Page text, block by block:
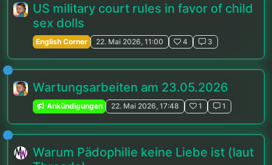
US military court rules in favor of child
sex dolls
English Corner 22. Mai 2026, 11:00 4 3
Wartungsarbeiten am 23.05.2026
Ankündigungen 22. Mai 2026, 17:48 1 1
Warum Pädophilie keine Liebe ist (laut